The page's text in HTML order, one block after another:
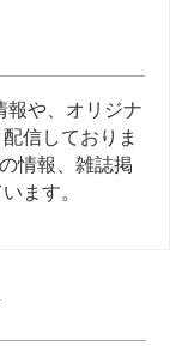
報や、オリジナ
信しておりま
情報、雑誌掲
ます。